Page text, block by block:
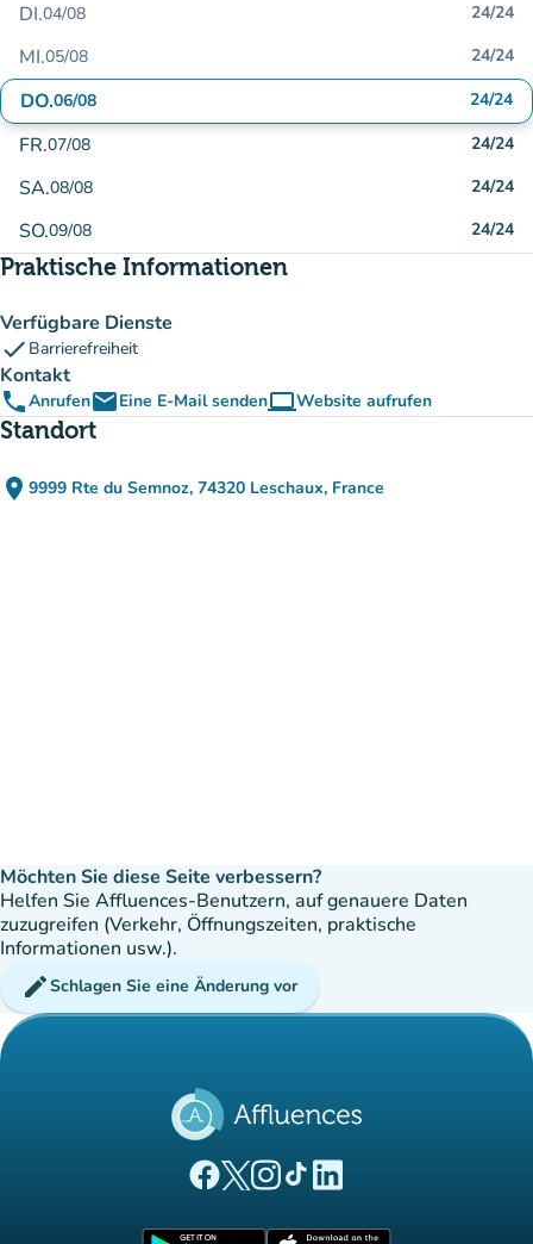
DI.04/08 24/24
MI.05/08 24/24
DO.06/08 24/24
FR.07/08 24/24
SA.08/08 24/24
SO.09/08 24/24
Praktische Informationen
Verfügbare Dienste
check Barrierefreiheit
Kontakt
phoneAnrufenemailEine E-Mail sendencomputerWebsite aufrufen
(new tab)
Standort
place 9999 Rte du Semnoz, 74320 Leschaux, France
(in Google Maps öffnen)
(new tab)
Möchten Sie diese Seite verbessern?
Helfen Sie Affluences-Benutzern, auf genauere Daten
zuzugreifen (Verkehr, Öffnungszeiten, praktische
Informationen usw.).
editSchlagen Sie eine Änderung vor
(new tab)
(new tab)
(new tab)(new tab)